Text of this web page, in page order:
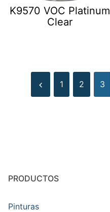
K9570 VOC Platinum
Clear
1 2 3
PRODUCTOS
Pinturas